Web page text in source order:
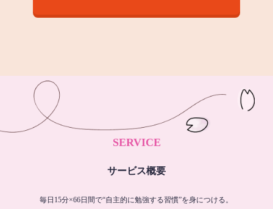
SERVICE
サービス概要
毎日15分×66日間で“自主的に勉強する習慣”を身につける。